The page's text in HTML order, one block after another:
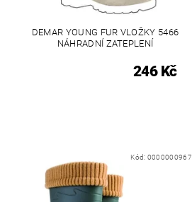
DEMAR YOUNG FUR VLOŽKY 5466
NÁHRADNÍ ZATEPLENÍ
246 Kč
Kód: 0000000967